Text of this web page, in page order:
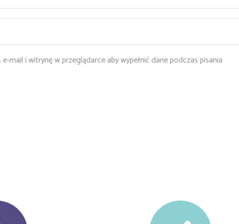
mail i witrynę w przeglądarce aby wypełnić dane podczas pisania